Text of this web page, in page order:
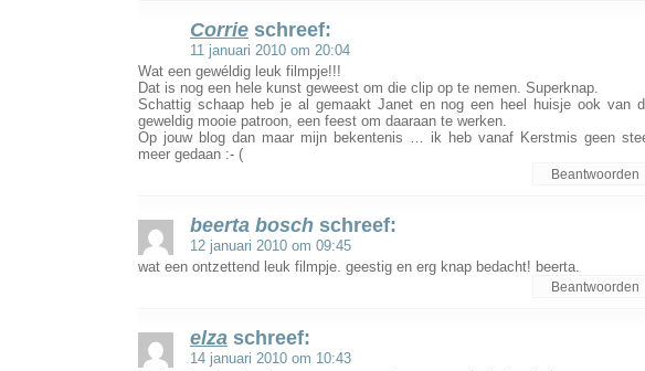
Corrie schreef:
11 januari 2010 om 20:04
Wat een gewéldig leuk filmpje!!!
Dat is nog een hele kunst geweest om die clip op te nemen. Superknap.
Schattig schaap heb je al gemaakt Janet en nog een heel huisje ook van
geweldig mooie patroon, een feest om daaraan te werken.
Op jouw blog dan maar mijn bekentenis … ik heb vanaf Kerstmis geen
meer gedaan :- (
Beantwoorden
beerta bosch schreef:
12 januari 2010 om 09:45
wat een ontzettend leuk filmpje. geestig en erg knap bedacht! beerta.
Beantwoorden
elza schreef:
14 januari 2010 om 10:43